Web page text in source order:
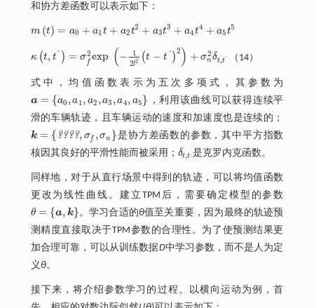
和协方差函数可以表示如下：
m (t) = a0 + a1t + a2t2 + a3t3 + a4t4 + a5t5
mt =a 0 +a 1t+ a2t2+a 3t3+a4t 4+a5t5
κ (t, t´ ) = σ2
f exp (−
1
2l2 (t − t ´ )2 ) + σ2
nδt,t´
κt ,t´= σ 2 exp -12l2t-t 2 +σ n2δt,t ´ （14）
式中，均值函数表示为五次多项式，其参数为
a = {a0 ,a1, a2 ,a3 ,a4, a5 }
a= a0 ,a1,a2,a3,a4,a5
，利用该曲线可以获得连续平
滑的车辆轨迹，且车辆运动的速度和加速度也是连续的；
k = { ????, σf ,σn }
k= ???? ,σ f, σ n
是协方差函数的参数，其中平方指数
核因其良好的平滑性能而被采用； δt,t,
δt,t,是克罗内克函数。
同样地，对于从直行场景中得到的轨迹，可以将均值函数
更改为线性曲线。建立TPM后，需要确定模型的参数
θ = {a, k}
θ=a, k 。学习合适的θ值至关重要，因为最终的轨迹预
测精度直接取决于TPM参数的合理性。为了使预测结果更
加合理可靠，可以从训练数据D中学习参数，而不是人为定
义θ。
接下来，将介绍参数学习的过程。以横向运动为例，首